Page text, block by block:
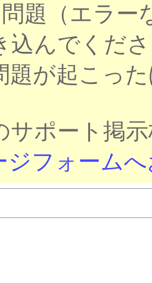
題（エラー
込んでくだ
が起こった
サポート掲
ジフォーム